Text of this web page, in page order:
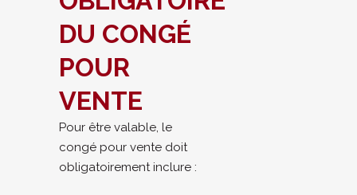
DU CONGÉ
POUR
VENTE
Pour être valable, le
congé pour vente doit
obligatoirement inclure :